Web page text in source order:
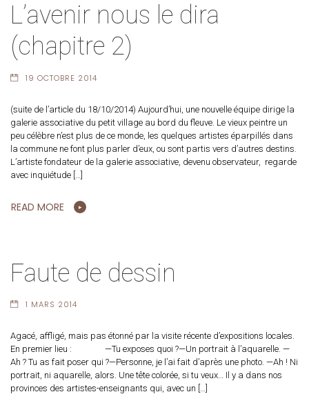
L’avenir nous le dira
(chapitre 2)
19 OCTOBRE 2014
(suite de l’article du 18/10/2014) Aujourd’hui, une nouvelle équipe dirige la
galerie associative du petit village au bord du fleuve. Le vieux peintre un
peu célèbre n’est plus de ce monde, les quelques artistes éparpillés dans
la commune ne font plus parler d’eux, ou sont partis vers d’autres destins.
L’artiste fondateur de la galerie associative, devenu observateur, regarde
avec inquiétude […]
READ MORE
Faute de dessin
1 MARS 2014
Agacé, affligé, mais pas étonné par la visite récente d’expositions locales.
En premier lieu : —Tu exposes quoi ?—Un portrait à l’aquarelle. —
Ah ? Tu as fait poser qui ?—Personne, je l’ai fait d’après une photo. —Ah ! Ni
portrait, ni aquarelle, alors. Une tête colorée, si tu veux… Il y a dans nos
provinces des artistes-enseignants qui, avec un […]